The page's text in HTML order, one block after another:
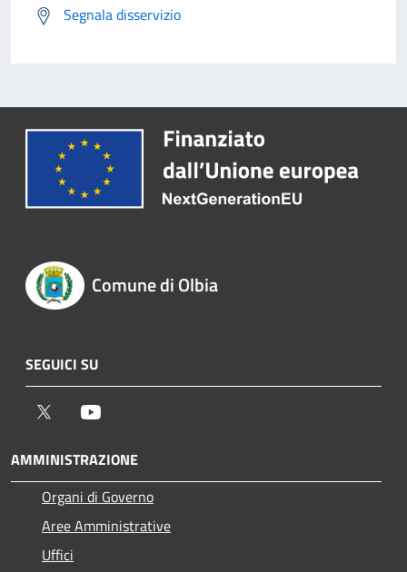
Segnala disservizio
Comune di Olbia
SEGUICI SU
Twitter
AMMINISTRAZIONE
Organi di Governo
Aree Amministrative
Uffici